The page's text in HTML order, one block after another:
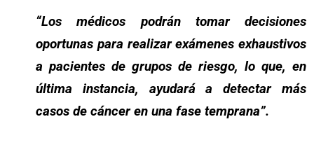
“Los médicos podrán tomar decisiones
oportunas para realizar exámenes exhaustivos
a pacientes de grupos de riesgo, lo que, en
última instancia, ayudará a detectar más
casos de cáncer en una fase temprana”.